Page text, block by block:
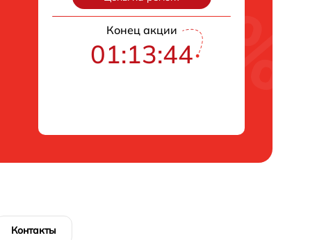
Конец акции
01:13:43
Контакты